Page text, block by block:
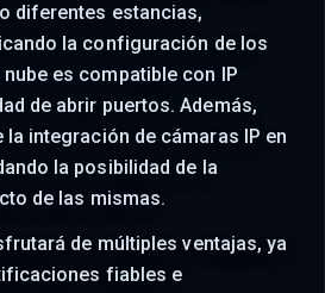
diferentes estancias,
la configuración de los
es compatible con IP
de abrir puertos. Además,
integración de cámaras IP en
la posibilidad de la
de las mismas.
de múltiples ventajas, ya
fiables e